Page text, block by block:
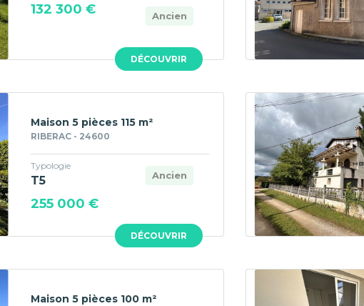
DÉCOUVRIR
Ancien
132 300 €
DÉCOUVRIR
Maison 5 pièces 115 m²
RIBERAC - 24600
Ancien
Typologie
T5
255 000 €
Maison 5 pièces 100 m²